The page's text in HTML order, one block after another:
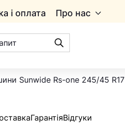
і оплата Про нас
Sunwide Rs-one 245/45 R17
ГарантіяВідгуки